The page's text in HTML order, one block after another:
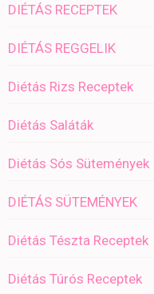
DIÉTÁS RECEPTEK
DIÉTÁS REGGELIK
Diétás Rizs Receptek
Diétás Saláták
Diétás Sós Sütemények
DIÉTÁS SÜTEMÉNYEK
Diétás Tészta Receptek
Diétás Túrós Receptek